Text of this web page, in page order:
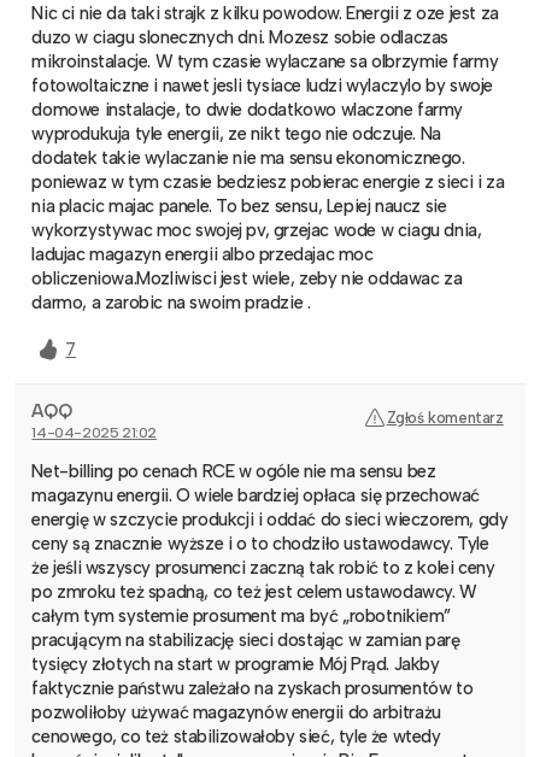
Nic ci nie da taki strajk z kilku powodow. Energii z oze jest za
duzo w ciagu slonecznych dni. Mozesz sobie odlaczas
mikroinstalacje. W tym czasie wylaczane sa olbrzymie farmy
fotowoltaiczne i nawet jesli tysiace ludzi wylaczylo by swoje
domowe instalacje, to dwie dodatkowo wlaczone farmy
wyprodukuja tyle energii, ze nikt tego nie odczuje. Na
dodatek takie wylaczanie nie ma sensu ekonomicznego.
poniewaz w tym czasie bedziesz pobierac energie z sieci i za
nia placic majac panele. To bez sensu, Lepiej naucz sie
wykorzystywac moc swojej pv, grzejac wode w ciagu dnia,
ladujac magazyn energii albo przedajac moc
obliczeniowa.Mozliwisci jest wiele, zeby nie oddawac za
darmo, a zarobic na swoim pradzie .
7
AQQ
14-04-2025 21:02
Zgłoś komentarz
Net-billing po cenach RCE w ogóle nie ma sensu bez
magazynu energii. O wiele bardziej opłaca się przechować
energię w szczycie produkcji i oddać do sieci wieczorem, gdy
ceny są znacznie wyższe i o to chodziło ustawodawcy. Tyle
że jeśli wszyscy prosumenci zaczną tak robić to z kolei ceny
po zmroku też spadną, co też jest celem ustawodawcy. W
całym tym systemie prosument ma być „robotnikiem”
pracującym na stabilizację sieci dostając w zamian parę
tysięcy złotych na start w programie Mój Prąd. Jakby
faktycznie państwu zależało na zyskach prosumentów to
pozwoliłoby używać magazynów energii do arbitrażu
cenowego, co też stabilizowałoby sieć, tyle że wtedy